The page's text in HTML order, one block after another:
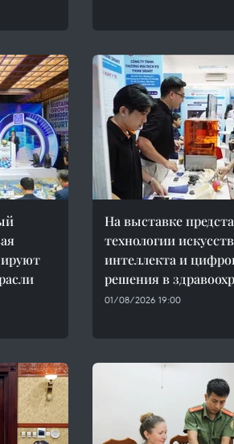
На выставке
технологии
интеллекта и
решения в
01/08/2026 19:00